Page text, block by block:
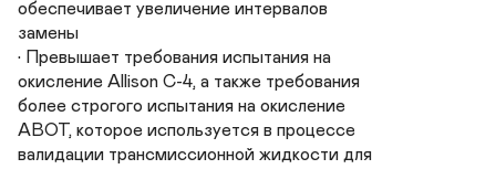
обеспечивает увеличение интервалов
замены
• Превышает требования испытания на
окисление Allison С-4, а также требования
более строгого испытания на окисление
ABOT, которое используется в процессе
валидации трансмиссионной жидкости для